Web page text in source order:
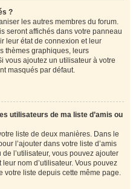
?
les autres membres du forum.
seront affichés dans votre panneau
leur état de connexion et leur
thèmes graphiques, leurs
vous ajoutez un utilisateur à votre
masqués par défaut.
utilisateurs de ma liste d’amis ou
liste de deux manières. Dans le
l’ajouter dans votre liste d’amis
l’utilisateur, vous pouvez ajouter
nom d’utilisateur. Vous pouvez
votre liste depuis cette même page.